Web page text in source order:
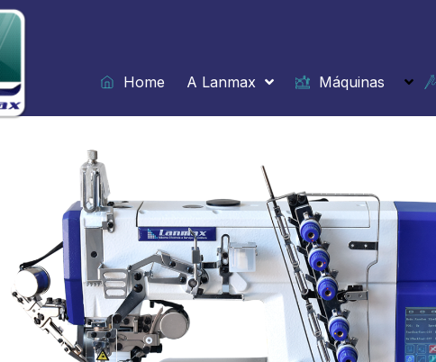
Ir
para
o
conteúdo
Home
A Lanmax Máquinas